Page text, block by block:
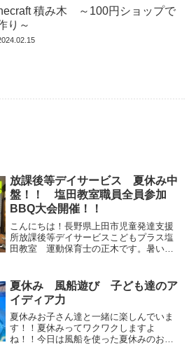
積み木 ～100円ショップで
り～
放課後等デイサービス 夏休み中
盤！！ 塩田教室職員全員参加
BBQ大会開催！！
こんにちは！長野県上田市児童発達支援
所放課後等デイサービスこどもプラス塩
田教室 運動保育士の正木です。暑い暑
したか？夏休み中盤！後半も頑張ろう！
職員のBBQ大会開催しま...
夏休み 風船遊び 子ども達のア
イディア力
夏休みお子さん達と一緒に楽しんでいま
す！！夏休みってワクワクしますよ
ね！！今日は風船を使った夏休みのお子